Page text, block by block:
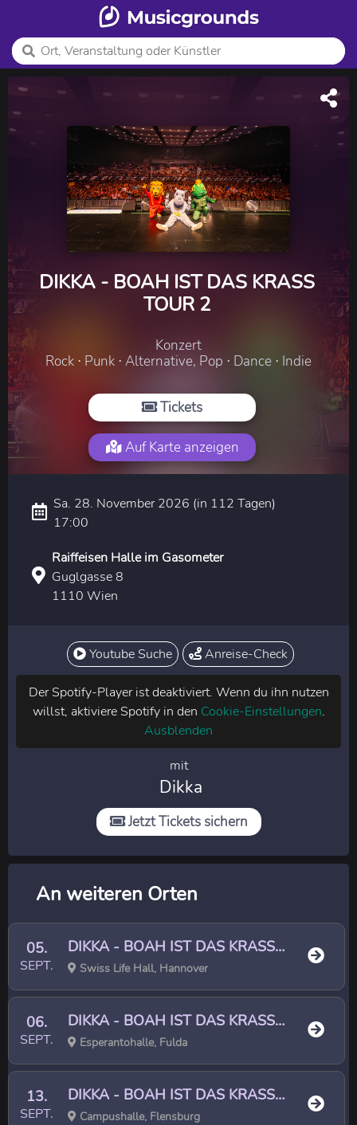
DIKKA - BOAH IST DAS KRASS
TOUR 2
Konzert
Rock ⋅ Punk ⋅ Alternative, Pop ⋅ Dance ⋅ Indie
Tickets
Auf Karte anzeigen
Sa. 28. November 2026 (in 112 Tagen)
17:00
Raiffeisen Halle im Gasometer
Guglgasse 8
1110 Wien
Youtube Suche Anreise-Check
Der Spotify-Player ist deaktiviert. Wenn du ihn nutzen
willst, aktiviere Spotify in den Cookie-Einstellungen.
Ausblenden
mit
Dikka
Jetzt Tickets sichern
An weiteren Orten
05.
SEPT.
DIKKA - BOAH IST DAS KRASS TOUR 2
Swiss Life Hall, Hannover
06.
SEPT.
DIKKA - BOAH IST DAS KRASS TOUR 2
Esperantohalle, Fulda
13.
SEPT.
DIKKA - BOAH IST DAS KRASS TOUR 2
Campushalle, Flensburg